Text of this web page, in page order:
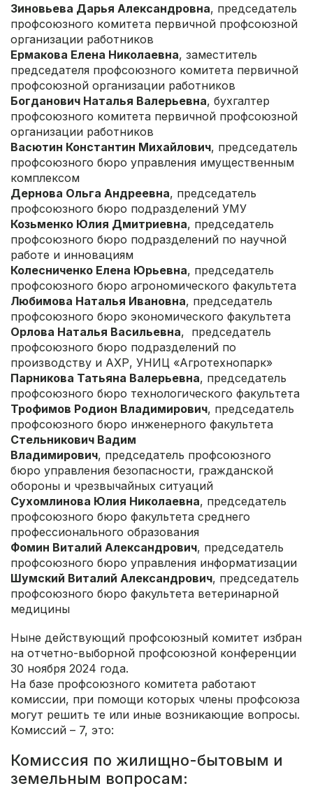
Зиновьева Дарья Александровна, председатель
профсоюзного комитета первичной профсоюзной
организации работников
Ермакова Елена Николаевна, заместитель
председателя профсоюзного комитета первичной
профсоюзной организации работников
Богданович Наталья Валерьевна, бухгалтер
профсоюзного комитета первичной профсоюзной
организации работников
Васютин Константин Михайлович, председатель
профсоюзного бюро управления имущественным
комплексом
Дернова Ольга Андреевна, председатель
профсоюзного бюро подразделений УМУ
Козьменко Юлия Дмитриевна, председатель
профсоюзного бюро подразделений по научной
работе и инновациям
Колесниченко Елена Юрьевна, председатель
профсоюзного бюро агрономического факультета
Любимова Наталья Ивановна, председатель
профсоюзного бюро экономического факультета
Орлова Наталья Васильевна, председатель
профсоюзного бюро подразделений по
производству и АХР, УНИЦ «Агротехнопарк»
Парникова Татьяна Валерьевна, председатель
профсоюзного бюро технологического факультета
Трофимов Родион Владимирович, председатель
профсоюзного бюро инженерного факультета
Стельникович Вадим
Владимирович, председатель профсоюзного
бюро управления безопасности, гражданской
обороны и чрезвычайных ситуаций
Сухомлинова Юлия Николаевна, председатель
профсоюзного бюро факультета среднего
профессионального образования
Фомин Виталий Александрович, председатель
профсоюзного бюро управления информатизации
Шумский Виталий Александрович, председатель
профсоюзного бюро факультета ветеринарной
медицины
Ныне действующий профсоюзный комитет избран
на отчетно-выборной профсоюзной конференции
30 ноября 2024 года.
На базе профсоюзного комитета работают
комиссии, при помощи которых члены профсоюза
могут решить те или иные возникающие вопросы.
Комиссий – 7, это:
Комиссия по жилищно-бытовым и
земельным вопросам: